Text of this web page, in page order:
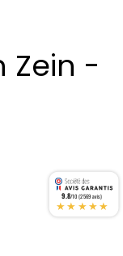
Zein -
9.8/10 (2569 avis)
★★★★★